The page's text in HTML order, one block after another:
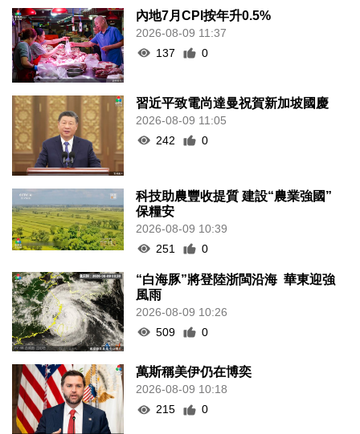
內地7月CPI按年升0.5%
2026-08-09 11:37
137
0
習近平致電尚達曼祝賀新加坡國慶
2026-08-09 11:05
242
0
科技助農豐收提質 建設“農業強國”
保糧安
2026-08-09 10:39
251
0
“白海豚”將登陸浙閩沿海 華東迎強
風雨
2026-08-09 10:26
509
0
萬斯稱美伊仍在博奕
2026-08-09 10:18
215
0